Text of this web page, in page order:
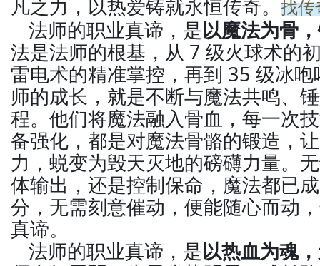
凡之力，以热爱铸就永恒传奇。 找传
法师的职业真谛，是以魔法为骨
法是法师的根基，从 7 级火球术的
雷电术的精准掌控，再到 35 级冰
师的成长，就是不断与魔法共鸣、
程。他们将魔法融入骨血，每一次
备强化，都是对魔法骨骼的锻造，
力，蜕变为毁天灭地的磅礴力量。
体输出，还是控制保命，魔法都已
分，无需刻意催动，便能随心而动
真谛。
法师的职业真谛，是以热血为魂